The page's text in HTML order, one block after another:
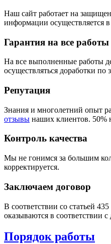
Наш сайт работает на
информации осуществляется
Гарантия на все работы
На все выполненные работы
осуществляться доработки по
Репутация
Знания и многолетний опыт
отзывы наших клиентов. 50%
Контроль качества
Мы не гонимся за большим
корректируется.
Заключаем договор
В соответствии со статьей
оказываются в соответствии
Порядок работы